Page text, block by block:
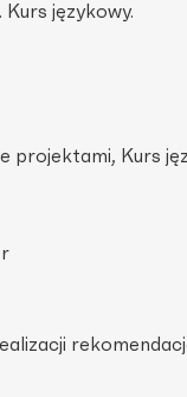
językowy.
projektami, Kurs